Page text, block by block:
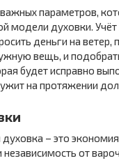
параметров,
модели духовки. Учёт
деньги на ветер,
вещь, и
будет исправно
на протяжении